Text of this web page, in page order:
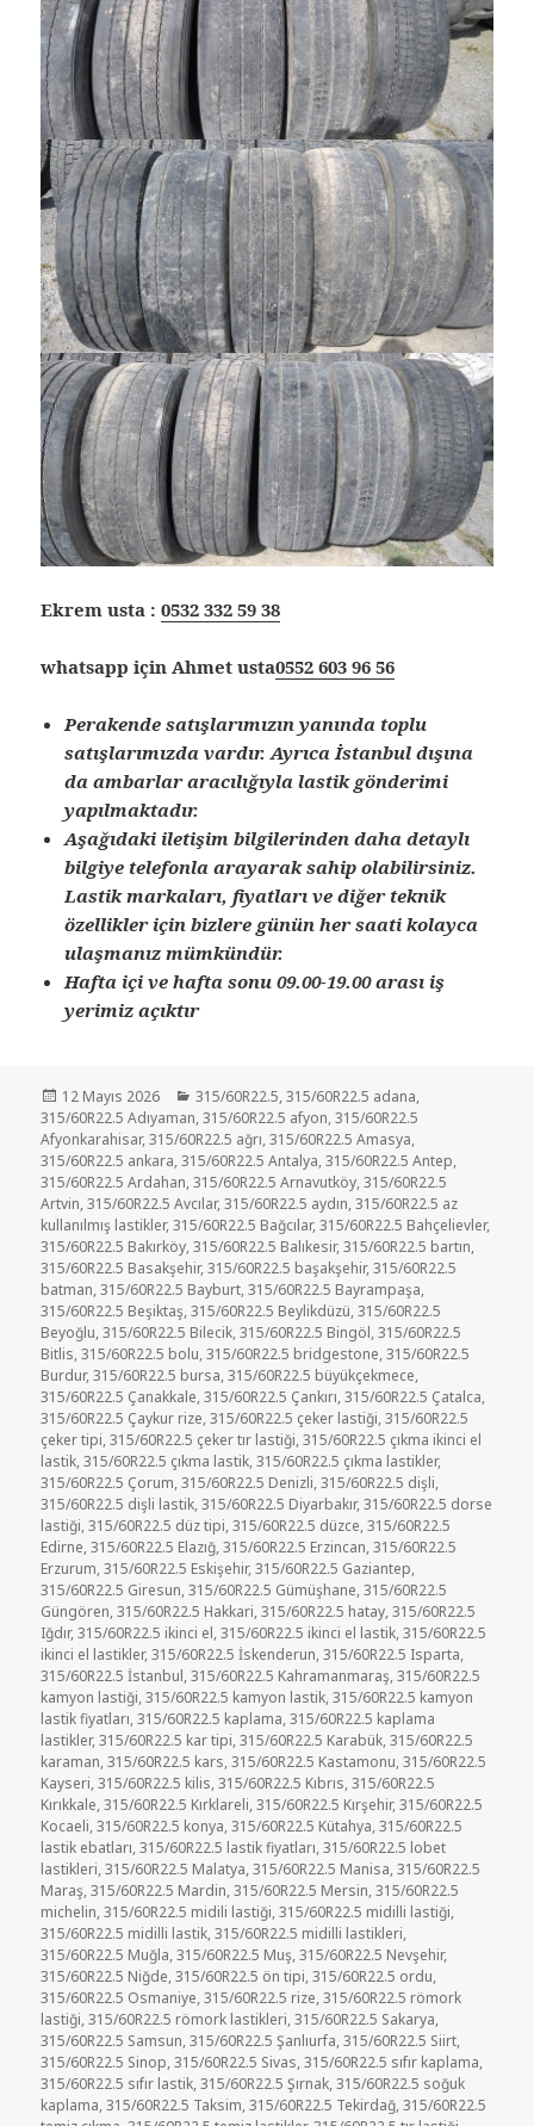
Ekrem usta :0532 332 59 38
whatsapp için Ahmet usta0552 603 96 56
Perakende satışlarımızın yanında toplu
satışlarımızda vardır. Ayrıca İstanbul dışına
da ambarlar aracılığıyla lastik gönderimi
yapılmaktadır.
Aşağıdaki iletişim bilgilerinden daha detaylı
bilgiye telefonla arayarak sahip olabilirsiniz.
Lastik markaları, fiyatları ve diğer teknik
özellikler için bizlere günün her saati kolayca
ulaşmanız mümkündür.
Hafta içi ve hafta sonu 09.00-19.00 arası iş
yerimiz açıktır
Yayın
tarihi
12 Mayıs 2026 Kategoriler
315/60R22.5,315/60R22.5 adana,
315/60R22.5 Adıyaman,315/60R22.5 afyon,315/60R22.5
Afyonkarahisar,315/60R22.5 ağrı,315/60R22.5 Amasya,
315/60R22.5 ankara,315/60R22.5 Antalya,315/60R22.5 Antep,
315/60R22.5 Ardahan,315/60R22.5 Arnavutköy,315/60R22.5
Artvin,315/60R22.5 Avcılar,315/60R22.5 aydın,315/60R22.5 az
kullanılmış lastikler,315/60R22.5 Bağcılar,315/60R22.5 Bahçelievler,
315/60R22.5 Bakırköy,315/60R22.5 Balıkesir,315/60R22.5 bartın,
315/60R22.5 Basakşehir,315/60R22.5 başakşehir,315/60R22.5
batman,315/60R22.5 Bayburt,315/60R22.5 Bayrampaşa,
315/60R22.5 Beşiktaş,315/60R22.5 Beylikdüzü,315/60R22.5
Beyoğlu,315/60R22.5 Bilecik,315/60R22.5 Bingöl,315/60R22.5
Bitlis,315/60R22.5 bolu,315/60R22.5 bridgestone,315/60R22.5
Burdur,315/60R22.5 bursa,315/60R22.5 büyükçekmece,
315/60R22.5 Çanakkale,315/60R22.5 Çankırı,315/60R22.5 Çatalca,
315/60R22.5 Çaykur rize,315/60R22.5 çeker lastiği,315/60R22.5
çeker tipi,315/60R22.5 çeker tır lastiği,315/60R22.5 çıkma ikinci el
lastik,315/60R22.5 çıkma lastik,315/60R22.5 çıkma lastikler,
315/60R22.5 Çorum,315/60R22.5 Denizli,315/60R22.5 dişli,
315/60R22.5 dişli lastik,315/60R22.5 Diyarbakır,315/60R22.5 dorse
lastiği,315/60R22.5 düz tipi,315/60R22.5 düzce,315/60R22.5
Edirne,315/60R22.5 Elazığ,315/60R22.5 Erzincan,315/60R22.5
Erzurum,315/60R22.5 Eskişehir,315/60R22.5 Gaziantep,
315/60R22.5 Giresun,315/60R22.5 Gümüşhane,315/60R22.5
Güngören,315/60R22.5 Hakkari,315/60R22.5 hatay,315/60R22.5
Iğdır,315/60R22.5 ikinci el,315/60R22.5 ikinci el lastik,315/60R22.5
ikinci el lastikler,315/60R22.5 İskenderun,315/60R22.5 Isparta,
315/60R22.5 İstanbul,315/60R22.5 Kahramanmaraş,315/60R22.5
kamyon lastiği,315/60R22.5 kamyon lastik,315/60R22.5 kamyon
lastik fiyatları,315/60R22.5 kaplama,315/60R22.5 kaplama
lastikler,315/60R22.5 kar tipi,315/60R22.5 Karabük,315/60R22.5
karaman,315/60R22.5 kars,315/60R22.5 Kastamonu,315/60R22.5
Kayseri,315/60R22.5 kilis,315/60R22.5 Kıbrıs,315/60R22.5
Kırıkkale,315/60R22.5 Kırklareli,315/60R22.5 Kırşehir,315/60R22.5
Kocaeli,315/60R22.5 konya,315/60R22.5 Kütahya,315/60R22.5
lastik ebatları,315/60R22.5 lastik fiyatları,315/60R22.5 lobet
lastikleri,315/60R22.5 Malatya,315/60R22.5 Manisa,315/60R22.5
Maraş,315/60R22.5 Mardin,315/60R22.5 Mersin,315/60R22.5
michelin,315/60R22.5 midili lastiği,315/60R22.5 midilli lastiği,
315/60R22.5 midilli lastik,315/60R22.5 midilli lastikleri,
315/60R22.5 Muğla,315/60R22.5 Muş,315/60R22.5 Nevşehir,
315/60R22.5 Niğde,315/60R22.5 ön tipi,315/60R22.5 ordu,
315/60R22.5 Osmaniye,315/60R22.5 rize,315/60R22.5 römork
lastiği,315/60R22.5 römork lastikleri,315/60R22.5 Sakarya,
315/60R22.5 Samsun,315/60R22.5 Şanlıurfa,315/60R22.5 Siirt,
315/60R22.5 Sinop,315/60R22.5 Sivas,315/60R22.5 sıfır kaplama,
315/60R22.5 sıfır lastik,315/60R22.5 Şırnak,315/60R22.5 soğuk
kaplama,315/60R22.5 Taksim,315/60R22.5 Tekirdağ,315/60R22.5